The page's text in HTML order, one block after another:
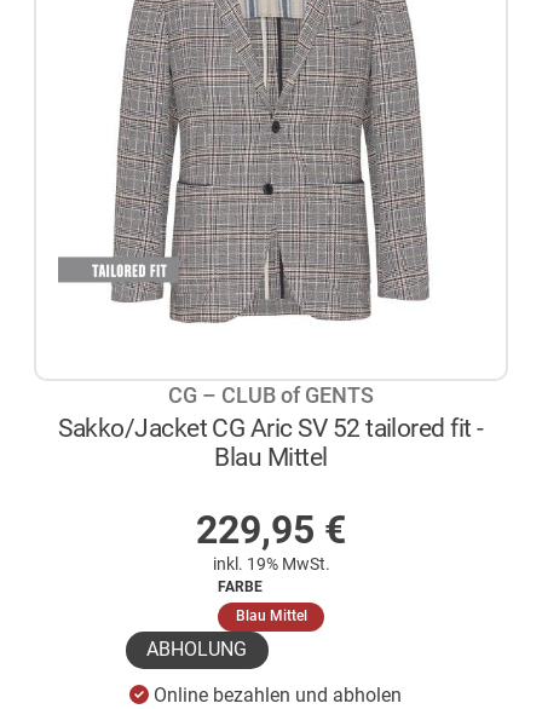
CG – CLUB of GENTS
Sakko/Jacket CG Aric SV 52 tailored fit -
Blau Mittel
229,95 €
inkl. 19% MwSt.
FARBE
Blau Mittel(ausgewählt)
ABHOLUNG
Online bezahlen und abholen